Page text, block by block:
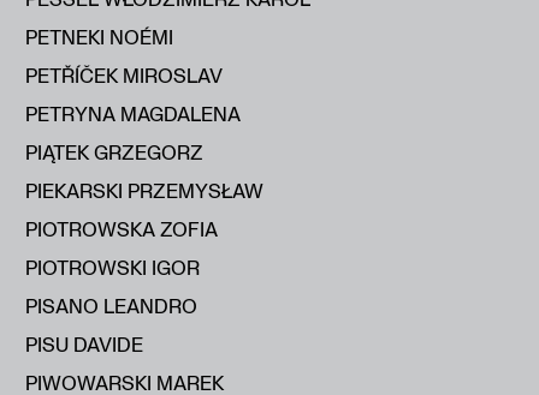
PETNEKI NOÉMI
PETŘÍČEK MIROSLAV
PETRYNA MAGDALENA
PIĄTEK GRZEGORZ
PIEKARSKI PRZEMYSŁAW
PIOTROWSKA ZOFIA
PIOTROWSKI IGOR
PISANO LEANDRO
PISU DAVIDE
PIWOWARSKI MAREK